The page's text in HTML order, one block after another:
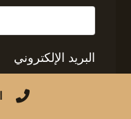
البريد الإلكتروني